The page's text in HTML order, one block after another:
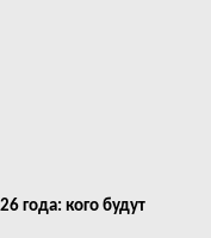
года: кого будут